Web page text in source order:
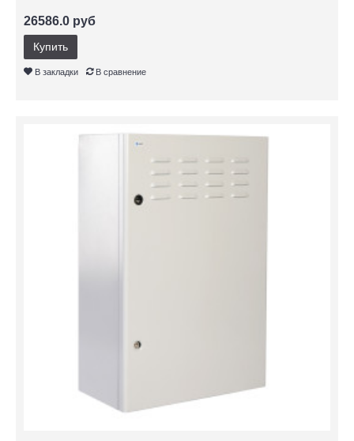
26586.0 руб
Купить
В закладки В сравнение